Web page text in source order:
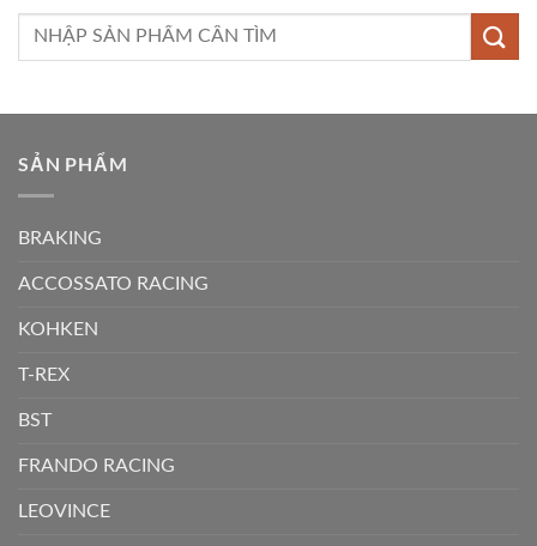
Tìm
SẢN PHẨM
BRAKING
ACCOSSATO RACING
KOHKEN
T-REX
BST
FRANDO RACING
LEOVINCE